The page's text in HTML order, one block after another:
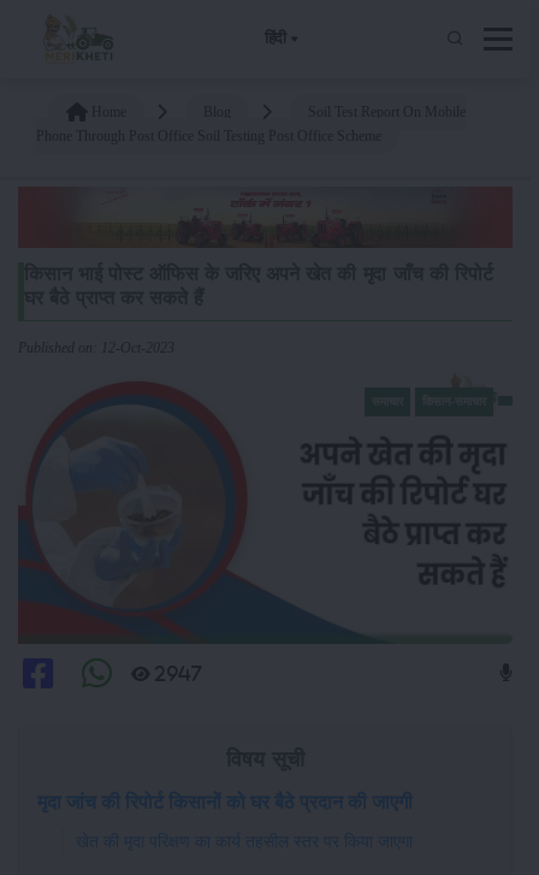
हिंदी
Published on: 12-Oct-2023
2947
मृदा जांच की रिपोर्ट किसानों को घर बैठे प्रदान की जाएगी
खेत की मृदा परिक्षण का कार्य तहसील स्तर पर किया जाएगा